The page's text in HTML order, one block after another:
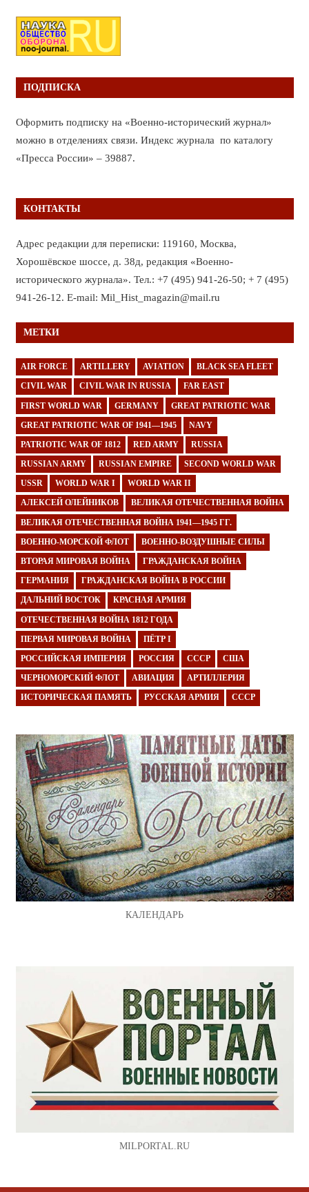
ПОДПИСКА
Оформить подписку на «Военно-исторический журнал»
можно в отделениях связи. Индекс журнала по каталогу
«Пресса России» – 39887.
КОНТАКТЫ
Адрес редакции для переписки: 119160, Москва,
Хорошёвское шоссе, д. 38д, редакция «Военно-
исторического журнала». Тел.: +7 (495) 941-26-50; + 7 (495)
941-26-12. E-mail: Mil_Hist_magazin@mail.ru
МЕТКИ
AIR FORCE ARTILLERY AVIATION BLACK SEA FLEET
CIVIL WAR CIVIL WAR IN RUSSIA FAR EAST
FIRST WORLD WAR GERMANY GREAT PATRIOTIC WAR
GREAT PATRIOTIC WAR OF 1941—1945 NAVY
PATRIOTIC WAR OF 1812 RED ARMY RUSSIA
RUSSIAN ARMY RUSSIAN EMPIRE SECOND WORLD WAR
USSR WORLD WAR I WORLD WAR II
АЛЕКСЕЙ ОЛЕЙНИКОВ ВЕЛИКАЯ ОТЕЧЕСТВЕННАЯ ВОЙНА
ВЕЛИКАЯ ОТЕЧЕСТВЕННАЯ ВОЙНА 1941—1945 ГГ.
ВОЕННО-МОРСКОЙ ФЛОТ ВОЕННО-ВОЗДУШНЫЕ СИЛЫ
ВТОРАЯ МИРОВАЯ ВОЙНА ГРАЖДАНСКАЯ ВОЙНА
ГЕРМАНИЯ ГРАЖДАНСКАЯ ВОЙНА В РОССИИ
ДАЛЬНИЙ ВОСТОК КРАСНАЯ АРМИЯ
ОТЕЧЕСТВЕННАЯ ВОЙНА 1812 ГОДА
ПЕРВАЯ МИРОВАЯ ВОЙНА ПЁТР I
РОССИЙСКАЯ ИМПЕРИЯ РОССИЯ СССР США
ЧЕРНОМОРСКИЙ ФЛОТ АВИАЦИЯ АРТИЛЛЕРИЯ
ИСТОРИЧЕСКАЯ ПАМЯТЬ РУССКАЯ АРМИЯ СССР
КАЛЕНДАРЬ
MILPORTAL.RU